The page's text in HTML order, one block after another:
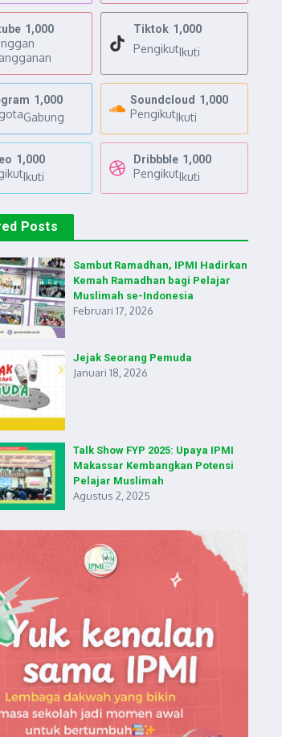
1,000 Tiktok 1,000
PengikutIkuti
1,000
Gabung
Soundcloud 1,000
PengikutIkuti
1,000
Ikuti
Dribbble 1,000
PengikutIkuti
Posts
Sambut Ramadhan, IPMI Hadirkan
Kemah Ramadhan bagi Pelajar
Muslimah se-Indonesia
Februari 17, 2026
Jejak Seorang Pemuda
Januari 18, 2026
Talk Show FYP 2025: Upaya IPMI
Makassar Kembangkan Potensi
Pelajar Muslimah
Agustus 2, 2025